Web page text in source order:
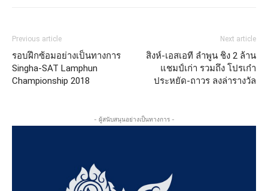
Previous article
รอบฝึกซ้อมอย่างเป็นทางการ
Singha-SAT Lamphun
Championship 2018
Next article
สิงห์-เอสเอที ลำพูน ชิง 2 ล้าน
แชมป์เก่า รวมถึง โปรเก๋า
ประหยัด-ถาวร ลงล่ารางวัล
- ผู้สนับสนุนอย่างเป็นทางการ -